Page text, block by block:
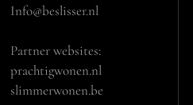
Info@beslisser.nl
Partner websites:
prachtigwonen.nl
slimmerwonen.be